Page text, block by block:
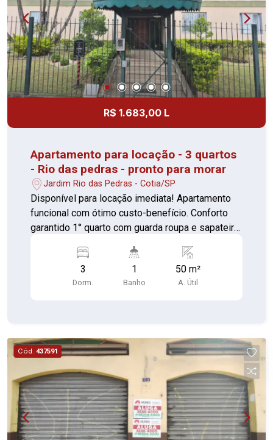
R$ 1.683,00 L
Apartamento para locação - 3 quartos
- Rio das pedras - pronto para morar
Jardim Rio das Pedras - Cotia/SP
Disponível para locação imediata! Apartamento
funcional com ótimo custo-benefício. Conforto
garantido 1° quarto com guarda roupa e sapateira
Cozinha com armário planejado Área de serviço
com planejado Banheiro com box de vidro
aproveitados Condomínio funcional Localização
prática Perfeito para quem busca praticidade e
conforto com um bom preço. Agende sua visita e
confirme!
3
Dorm.
1
Banho
50 m²
A. Útil
Cód. 437591